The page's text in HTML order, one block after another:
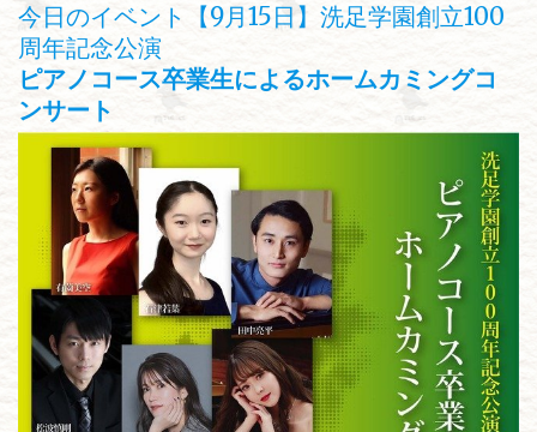
今日のイベント【9月15日】洗足学園創立100
周年記念公演
ピアノコース卒業生によるホームカミングコ
ンサート